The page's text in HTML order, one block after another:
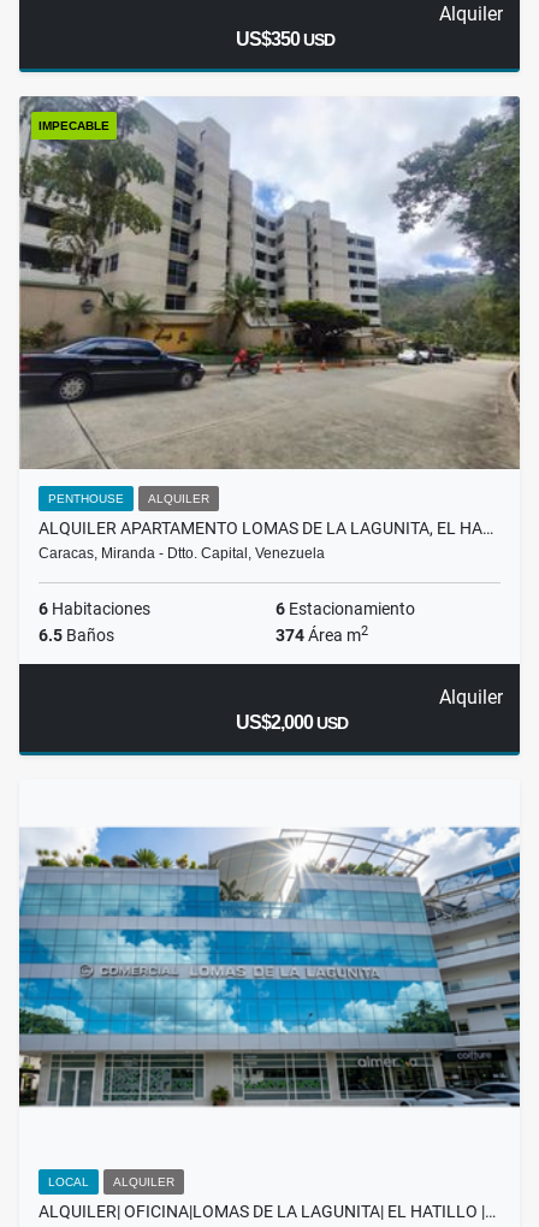
Alquiler
US$350USD
IMPECABLE
PENTHOUSE ALQUILER
ALQUILER APARTAMENTO LOMAS DE LA LAGUNITA, EL HA…
Caracas, Miranda - Dtto. Capital, Venezuela
6 Habitaciones 6 Estacionamiento
6.5 Baños 374Área m2
Alquiler
US$2,000USD
LOCAL ALQUILER
ALQUILER| OFICINA|LOMAS DE LA LAGUNITA| EL HATILLO |…